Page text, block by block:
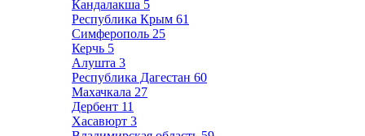
Кандалакша 5
Республика Крым 61
Симферополь 25
Керчь 5
Алушта 3
Республика Дагестан 60
Махачкала 27
Дербент 11
Хасавюрт 3